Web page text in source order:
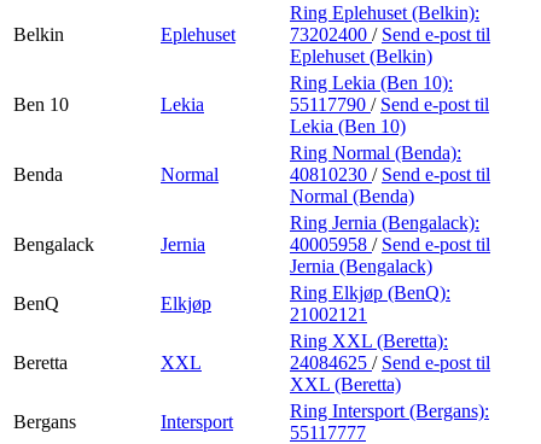
Belkin Eplehuset
Ring Eplehuset (Belkin):
73202400 / Send e-post til
Eplehuset (Belkin)
Ben 10 Lekia
Ring Lekia (Ben 10):
55117790 / Send e-post til
Lekia (Ben 10)
Benda Normal
Ring Normal (Benda):
40810230 / Send e-post til
Normal (Benda)
Bengalack Jernia
Ring Jernia (Bengalack):
40005958 / Send e-post til
Jernia (Bengalack)
BenQ
Elkjøp
Ring Elkjøp (BenQ):
21002121
Beretta XXL
Ring XXL (Beretta):
24084625 / Send e-post til
XXL (Beretta)
Bergans
Intersport
Ring Intersport (Bergans):
55117777